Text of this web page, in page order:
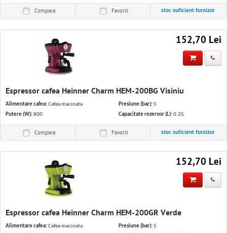
Compara Favorit stoc suficient furnizor
152,70 Lei
Espressor cafea Heinner Charm HEM-200BG Visiniu
Alimentare cafea:Cafea macinata
Putere (W):800
Presiune (bar):5
Capacitate rezervor (L):0.25
Compara Favorit stoc suficient furnizor
152,70 Lei
Espressor cafea Heinner Charm HEM-200GR Verde
Alimentare cafea:Cafea macinata
Presiune (bar):5